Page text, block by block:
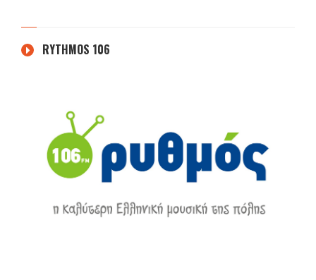
RYTHMOS 106